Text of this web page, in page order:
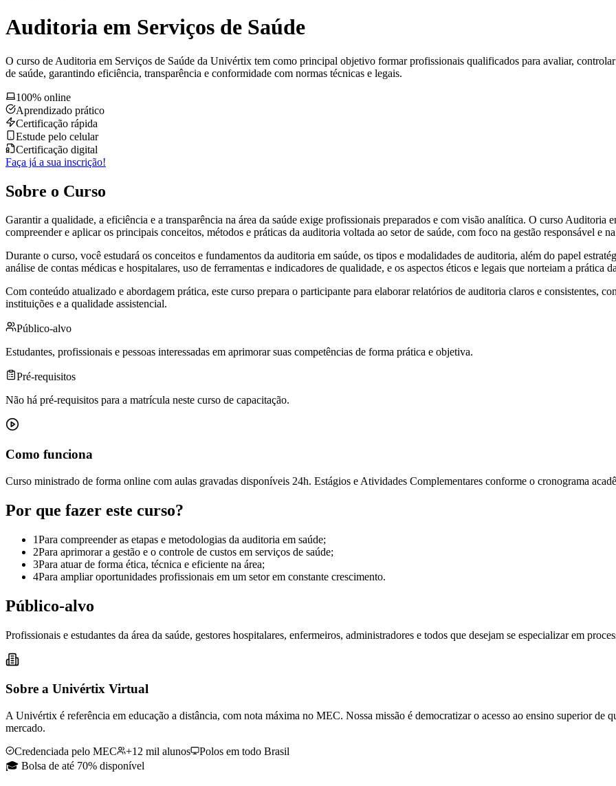
Auditoria em Serviços de Saúde
O curso de Auditoria em Serviços de Saúde da Univértix tem como principal objetivo formar profissionais qualificados para avaliar,
de saúde, garantindo eficiência, transparência e conformidade com normas técnicas e legais.
100% online
Aprendizado prático
Certificação rápida
Estude pelo celular
Certificação digital
Faça já a sua inscrição!
Sobre o Curso
Garantir a qualidade, a eficiência e a transparência na área da saúde exige profissionais preparados e com visão analítica. O curso Auditoria
compreender e aplicar os principais conceitos, métodos e práticas da auditoria voltada ao setor de saúde, com foco na gestão responsável e
Durante o curso, você estudará os conceitos e fundamentos da auditoria em saúde, os tipos e modalidades de auditoria, além do papel
análise de contas médicas e hospitalares, uso de ferramentas e indicadores de qualidade, e os aspectos éticos e legais que norteiam a prática
Com conteúdo atualizado e abordagem prática, este curso prepara o participante para elaborar relatórios de auditoria claros e consistentes,
instituições e a qualidade assistencial.
Público-alvo
Estudantes, profissionais e pessoas interessadas em aprimorar suas competências de forma prática e objetiva.
Pré-requisitos
Não há pré-requisitos para a matrícula neste curso de capacitação.
Como funciona
Curso ministrado de forma online com aulas gravadas disponíveis 24h. Estágios e Atividades Complementares conforme o cronograma
Por que fazer este curso?
1Para compreender as etapas e metodologias da auditoria em saúde;
2Para aprimorar a gestão e o controle de custos em serviços de saúde;
3Para atuar de forma ética, técnica e eficiente na área;
4Para ampliar oportunidades profissionais em um setor em constante crescimento.
Público-alvo
Profissionais e estudantes da área da saúde, gestores hospitalares, enfermeiros, administradores e todos que desejam se especializar em
Sobre a Univértix Virtual
A Univértix é referência em educação a distância, com nota máxima no MEC. Nossa missão é democratizar o acesso ao ensino superior de
mercado.
Credenciada pelo MEC
+12 mil alunos
Polos em todo Brasil
🎓 Bolsa de até 70% disponível